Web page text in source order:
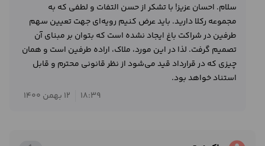
سلام. احسان عزیز! با تشکر از حسن التفات و لطفی که به
مجموعه رکلا دارید. باید عرض کنیم رویه‌ای جهت تعیین سهم
طرفین در شراکت باغ ایجاد نشده است که بتوان بر مبنای آن
تصمیم گرفت. لذا در این مورد، ملاک، اراده طرفین است و همان
چیزی که در قرارداد قید می‌شود از نظر قانونی محترم و قابل
استناد خواهد بود.
18:39
12 بهمن 1400